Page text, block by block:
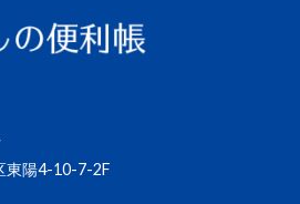
陽4-10-7-2F